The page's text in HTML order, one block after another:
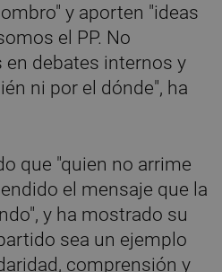
y aporten "ideas
el PP. No
debates internos y
ni por el dónde", ha
que "quien no arrime
el mensaje que la
y ha mostrado su
sea un ejemplo
comprensión y